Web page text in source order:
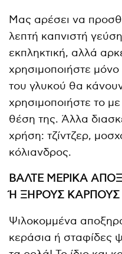
Μας αρέσει να
λεπτή καπνιστή γεύση
εκπληκτική, αλλά
χρησιμοποιήστε μόνο
του γλυκού θα
χρησιμοποιήστε το
θέση της. Άλλα
χρήση: τζίντζερ,
κόλιανδρος.
ΒΑΛΤΕ ΜΕΡΙΚΑ
Ή ΞΗΡΟΥΣ ΚΑΡΠΟΥΣ
Ψιλοκομμένα
κεράσια ή σταφίδες